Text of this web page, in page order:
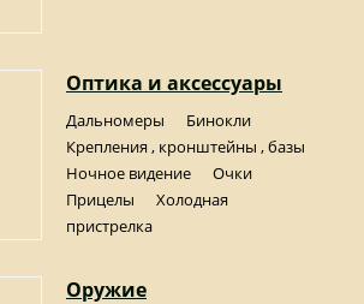
Оптика и аксессуары
Дальномеры
Бинокли
Крепления , кронштейны , базы
Ночное видение
Очки
Прицелы
Холодная
пристрелка
Оружие